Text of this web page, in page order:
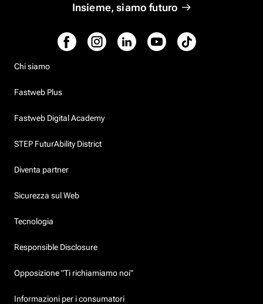
Insieme, siamo futuro
Chi siamo
Fastweb Plus
Fastweb Digital Academy
STEP FuturAbility District
Diventa partner
Sicurezza sul Web
Tecnologia
Responsible Disclosure
Opposizione "Ti richiamiamo noi"
Informazioni per i consumatori